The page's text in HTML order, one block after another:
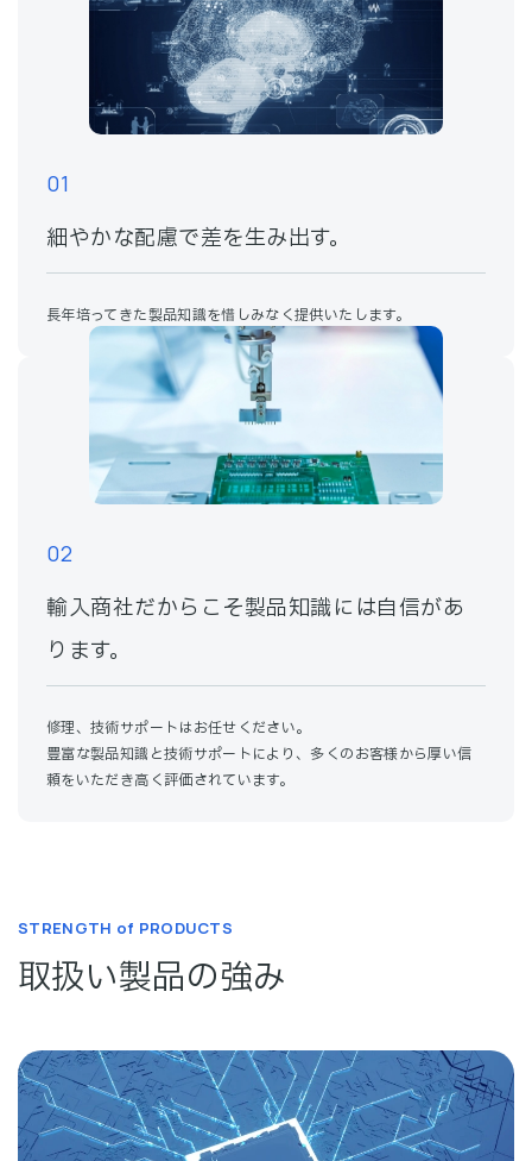
01
細やかな配慮で差を生み出す。
長年培ってきた製品知識を惜しみなく提供いたします。
02
輸入商社だからこそ製品知識には自信があ
ります。
修理、技術サポートはお任せください。
豊富な製品知識と技術サポートにより、多くのお客様から厚い信
頼をいただき高く評価されています。
STRENGTH of PRODUCTS
取扱い製品の強み